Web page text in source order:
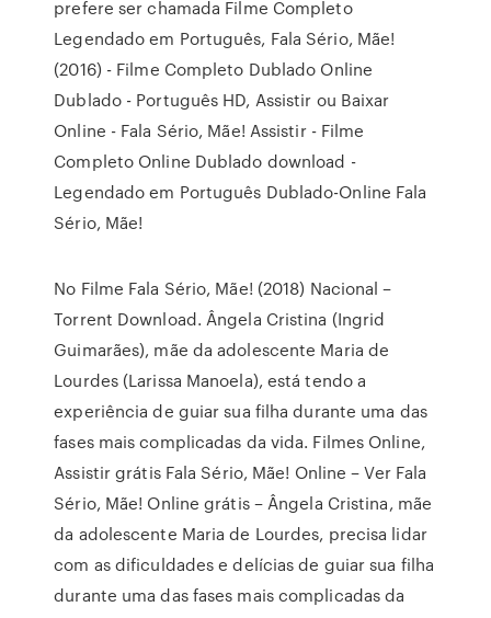
prefere ser chamada Filme Completo
Legendado em Português, Fala Sério, Mãe!
(2016) - Filme Completo Dublado Online
Dublado - Português HD, Assistir ou Baixar
Online - Fala Sério, Mãe! Assistir - Filme
Completo Online Dublado download -
Legendado em Português Dublado-Online Fala
Sério, Mãe!
No Filme Fala Sério, Mãe! (2018) Nacional –
Torrent Download. Ângela Cristina (Ingrid
Guimarães), mãe da adolescente Maria de
Lourdes (Larissa Manoela), está tendo a
experiência de guiar sua filha durante uma das
fases mais complicadas da vida. Filmes Online,
Assistir grátis Fala Sério, Mãe! Online – Ver Fala
Sério, Mãe! Online grátis – Ângela Cristina, mãe
da adolescente Maria de Lourdes, precisa lidar
com as dificuldades e delícias de guiar sua filha
durante uma das fases mais complicadas da